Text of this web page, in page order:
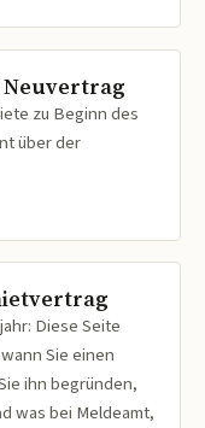
Neuvertrag
zu Beginn des
über der
Diese Seite
Sie einen
ihn begründen,
was bei Meldeamt,